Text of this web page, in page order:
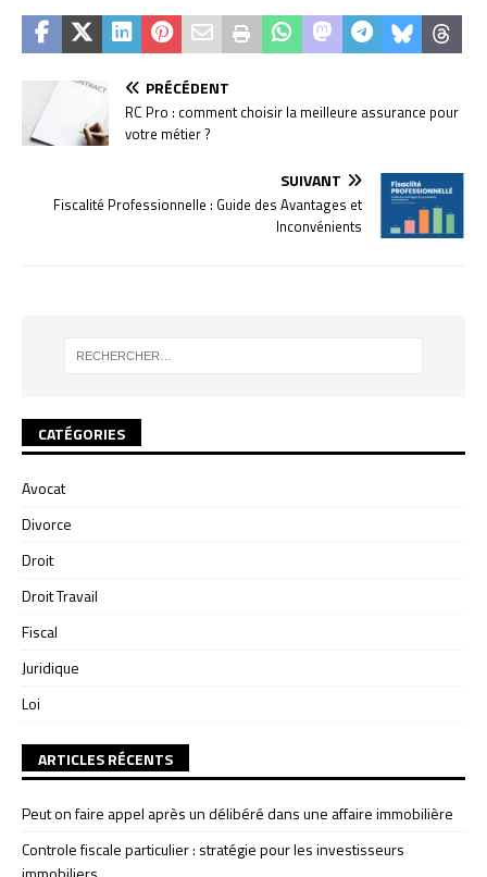
PRÉCÉDENT
RC Pro : comment choisir la meilleure assurance pour
votre métier ?
SUIVANT
Fiscalité Professionnelle : Guide des Avantages et
Inconvénients
CATÉGORIES
Avocat
Divorce
Droit
Droit Travail
Fiscal
Juridique
Loi
ARTICLES RÉCENTS
Peut on faire appel après un délibéré dans une affaire immobilière
Controle fiscale particulier : stratégie pour les investisseurs